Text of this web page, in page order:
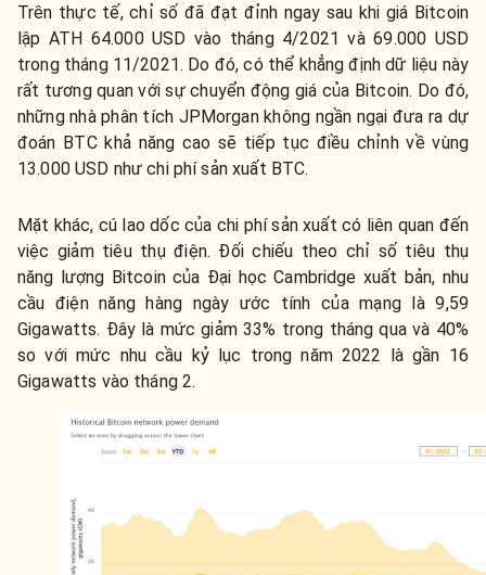
Trên thực tế, chỉ số đã đạt đỉnh ngay sau khi giá Bitcoin
lập ATH 64.000 USD vào tháng 4/2021 và 69.000 USD
trong tháng 11/2021. Do đó, có thể khẳng định dữ liệu này
rất tương quan với sự chuyển động giá của Bitcoin. Do đó,
những nhà phân tích JPMorgan không ngần ngại đưa ra dự
đoán BTC khả năng cao sẽ tiếp tục điều chỉnh về vùng
13.000 USD như chi phí sản xuất BTC.
Mặt khác, cú lao dốc của chi phí sản xuất có liên quan đến
việc giảm tiêu thụ điện. Đối chiếu theo chỉ số tiêu thụ
năng lượng Bitcoin của Đại học Cambridge xuất bản, nhu
cầu điện năng hàng ngày ước tính của mạng là 9,59
Gigawatts. Đây là mức giảm 33% trong tháng qua và 40%
so với mức nhu cầu kỷ lục trong năm 2022 là gần 16
Gigawatts vào tháng 2.